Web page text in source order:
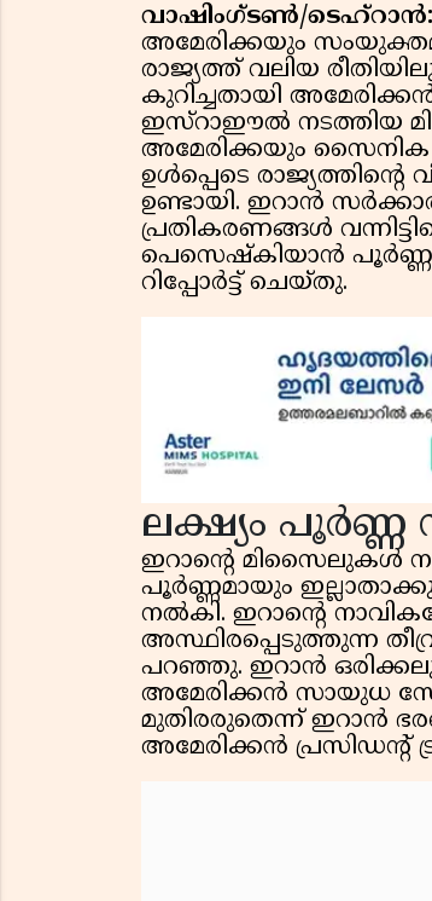
വാഷിംഗ്ടൺ/ടെഹ്റാൻ:
അമേരിക്കയും
രാജ്യത്ത് വലിയ
കുറിച്ചതായി
ഇസ്റാഈൽ നടത്തിയ
അമേരിക്കയും സൈനിക
ഉൾപ്പെടെ
ഉണ്ടായി. ഇറാൻ
പ്രതികരണങ്ങൾ
പെസെഷ്കിയാൻ പൂർണ്ണ
റിപ്പോർട്ട് ചെയ്തു.
ലക്ഷ്യം പൂർണ്ണ
ഇറാന്റെ മിസൈലുകൾ
പൂർണ്ണമായും
നൽകി. ഇറാന്റെ
അസ്ഥിരപ്പെടുത്തുന്ന
പറഞ്ഞു. ഇറാൻ
അമേരിക്കൻ സായുധ
മുതിരരുതെന്ന് ഇറാൻ
അമേരിക്കൻ പ്രസിഡൻ്റ്